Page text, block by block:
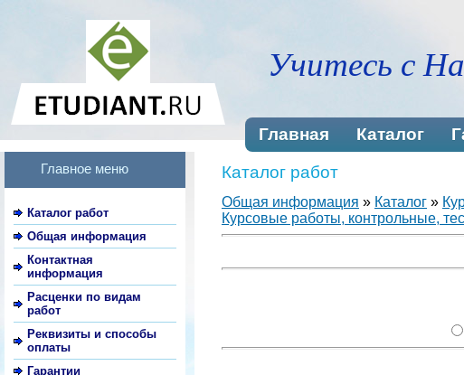
Учитесь с
Главная Каталог
Главное меню
Каталог работ
Общая информация
Контактная
информация
Расценки по видам
работ
Реквизиты и способы
оплаты
Гарантии
Каталог работ
Общая информация » Каталог »
Курсовые работы, контрольные,